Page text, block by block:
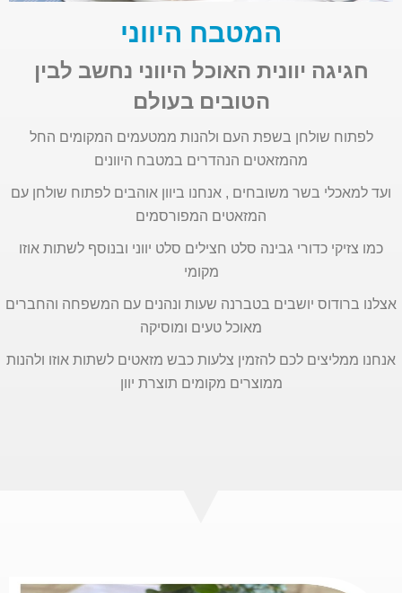
המטבח היווני
חגיגה יוונית האוכל היווני נחשב לבין
הטובים בעולם
לפתוח שולחן בשפת העם ולהנות ממטעמים המקומים החל
מהמזאטים הנהדרים במטבח היוונים
ועד למאכלי בשר משובחים , אנחנו ביוון אוהבים לפתוח שולחן עם
המזאטים המפורסמים
כמו צזיקי כדורי גבינה סלט חצילים סלט יווני ובנוסף לשתות אוזו
מקומי
אצלנו ברודוס יושבים בטברנה שעות ונהנים עם המשפחה והחברים
מאוכל טעים ומוסיקה
אנחנו ממליצים לכם להזמין צלעות כבש מזאטים לשתות אוזו ולהנות
ממוצרים מקומים תוצרת יוון